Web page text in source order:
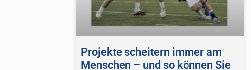
Projekte scheitern immer am
Menschen – und so können Sie